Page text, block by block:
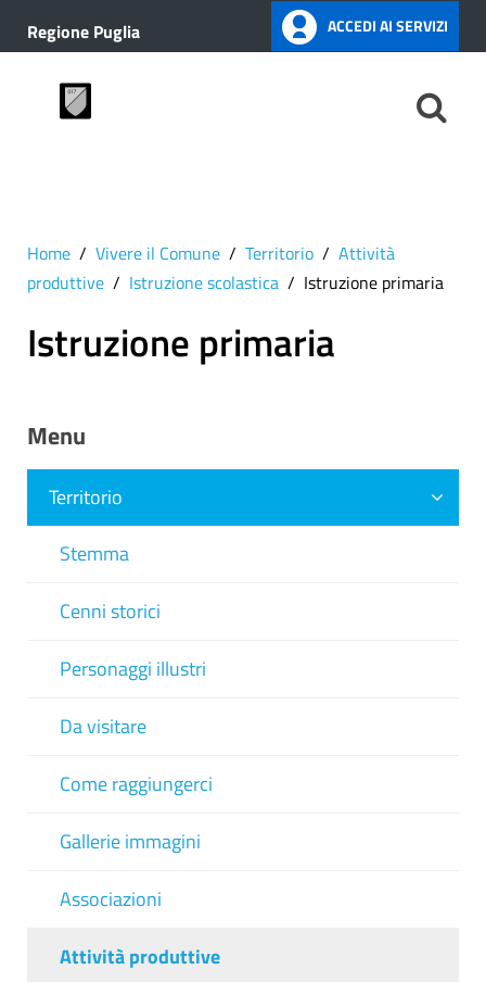
Regione Puglia ACCEDI AI SERVIZI
Home Vivere il Comune Territorio
Attività
produttive
Istruzione scolastica Istruzione primaria
Istruzione primaria
Menu
Territorio
Stemma
Cenni storici
Personaggi illustri
Da visitare
Come raggiungerci
Gallerie immagini
Associazioni
Attività produttive